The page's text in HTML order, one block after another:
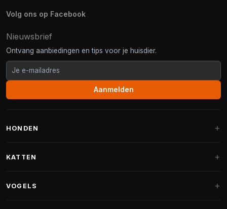
Volg ons op Facebook
Nieuwsbrief
Ontvang aanbiedingen en tips voor je huisdier.
Aanmelden
HONDEN
Fantail hondenmanden
KATTEN
VOGELS